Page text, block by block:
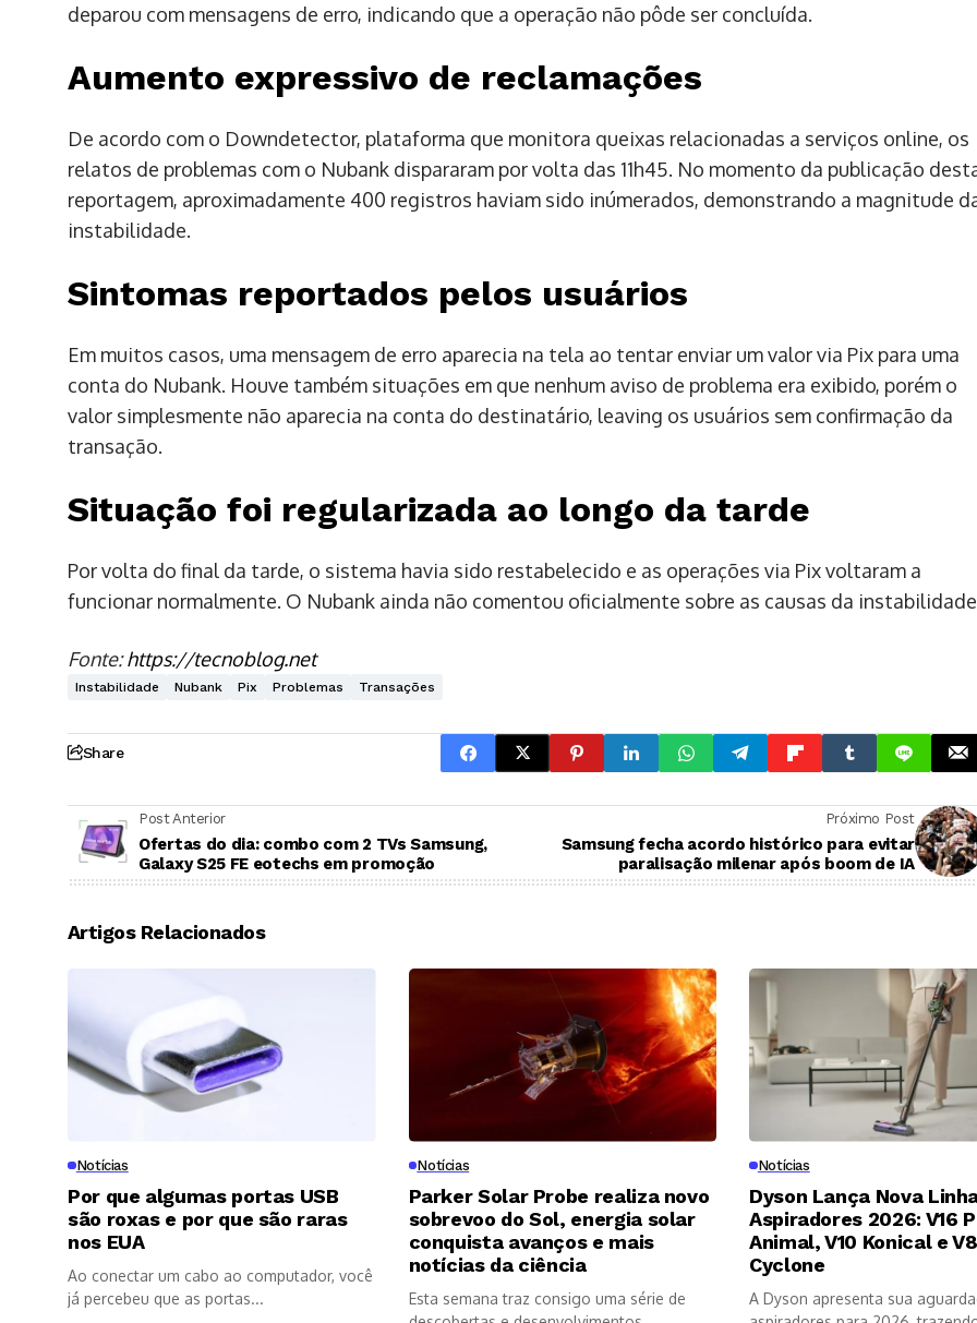
deparou com mensagens de erro, indicando que a operação não pôde ser concluída.
Aumento expressivo de reclamações
De acordo com o Downdetector, plataforma que monitora queixas relacionadas a serviços online, os
relatos de problemas com o Nubank dispararam por volta das 11h45. No momento da publicação
reportagem, aproximadamente 400 registros haviam sido inúmerados, demonstrando a magnitude
instabilidade.
Sintomas reportados pelos usuários
Em muitos casos, uma mensagem de erro aparecia na tela ao tentar enviar um valor via Pix para uma
conta do Nubank. Houve também situações em que nenhum aviso de problema era exibido, porém o
valor simplesmente não aparecia na conta do destinatário, leaving os usuários sem confirmação da
transação.
Situação foi regularizada ao longo da tarde
Por volta do final da tarde, o sistema havia sido restabelecido e as operações via Pix voltaram a
funcionar normalmente. O Nubank ainda não comentou oficialmente sobre as causas da
Fonte:https://tecnoblog.net
Instabilidade Nubank Pix Problemas Transações
Share
Post Anterior
Ofertas do dia: combo com 2 TVs Samsung,
Galaxy S25 FE eotechs em promoção
Próximo Post
Samsung fecha acordo histórico para evitar
paralisação milenar após boom de IA
Artigos Relacionados
Notícias
Por que algumas portas USB
são roxas e por que são raras
nos EUA
Ao conectar um cabo ao computador, você
já percebeu que as portas...
Notícias
Parker Solar Probe realiza novo
sobrevoo do Sol, energia solar
conquista avanços e mais
notícias da ciência
Esta semana traz consigo uma série de
Notícias
Dyson Lança Nova
Aspiradores 2026: V16
Animal, V10 Konical e V8
Cyclone
A Dyson apresenta sua